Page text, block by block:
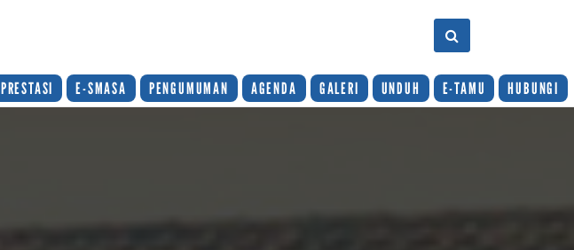
PRESTASI E-SMASA PENGUMUMAN AGENDA GALERI UNDUH E-TAMU HUBUNGI